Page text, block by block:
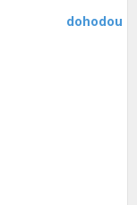
dohodou